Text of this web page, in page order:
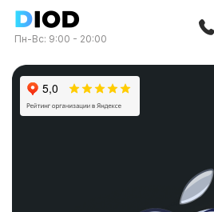
Пн-Вс: 9:00 - 20:00